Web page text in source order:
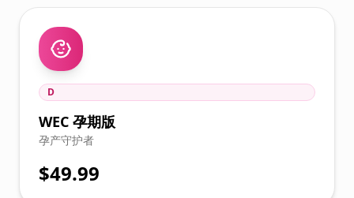
D
WEC 孕期版
孕产守护者
$49.99